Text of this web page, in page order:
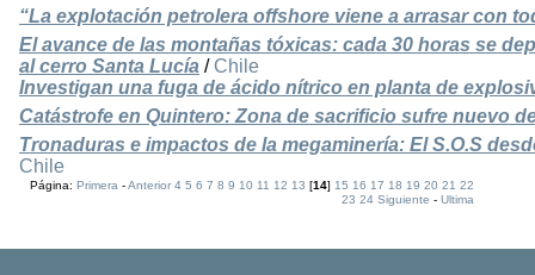
“La explotación petrolera offshore viene a arrasar con
El avance de las montañas tóxicas: cada 30 horas se
al cerro Santa Lucía / Chile
Investigan una fuga de ácido nítrico en planta de
Catástrofe en Quintero: Zona de sacrificio sufre nuevo
Tronaduras e impactos de la megaminería: El S.O.S
Chile
Página:Primera -Anterior 4 5 6 7 8 9 10 11 12 13 [14]15 16 17 18 19 20 21 22
23 24 Siguiente -Ultima